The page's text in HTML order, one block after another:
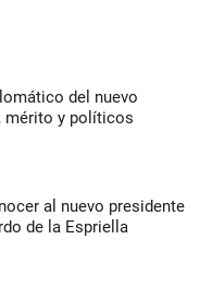
del nuevo
mérito y políticos
al nuevo presidente
de la Espriella